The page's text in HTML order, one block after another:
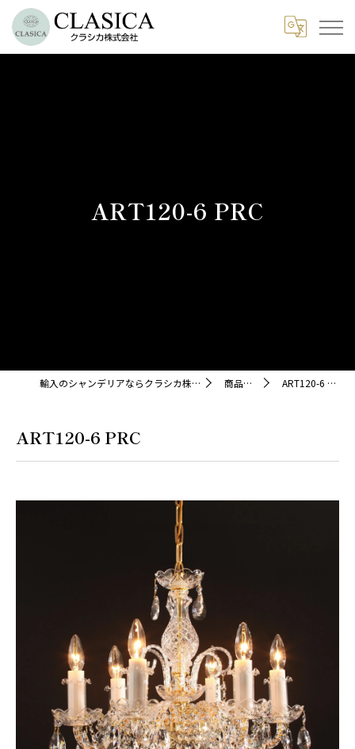
ART120-6 PRC
輸入のシャンデリアならクラシカ株式会社 商品紹介 ART120-6 PRC
ART120-6 PRC